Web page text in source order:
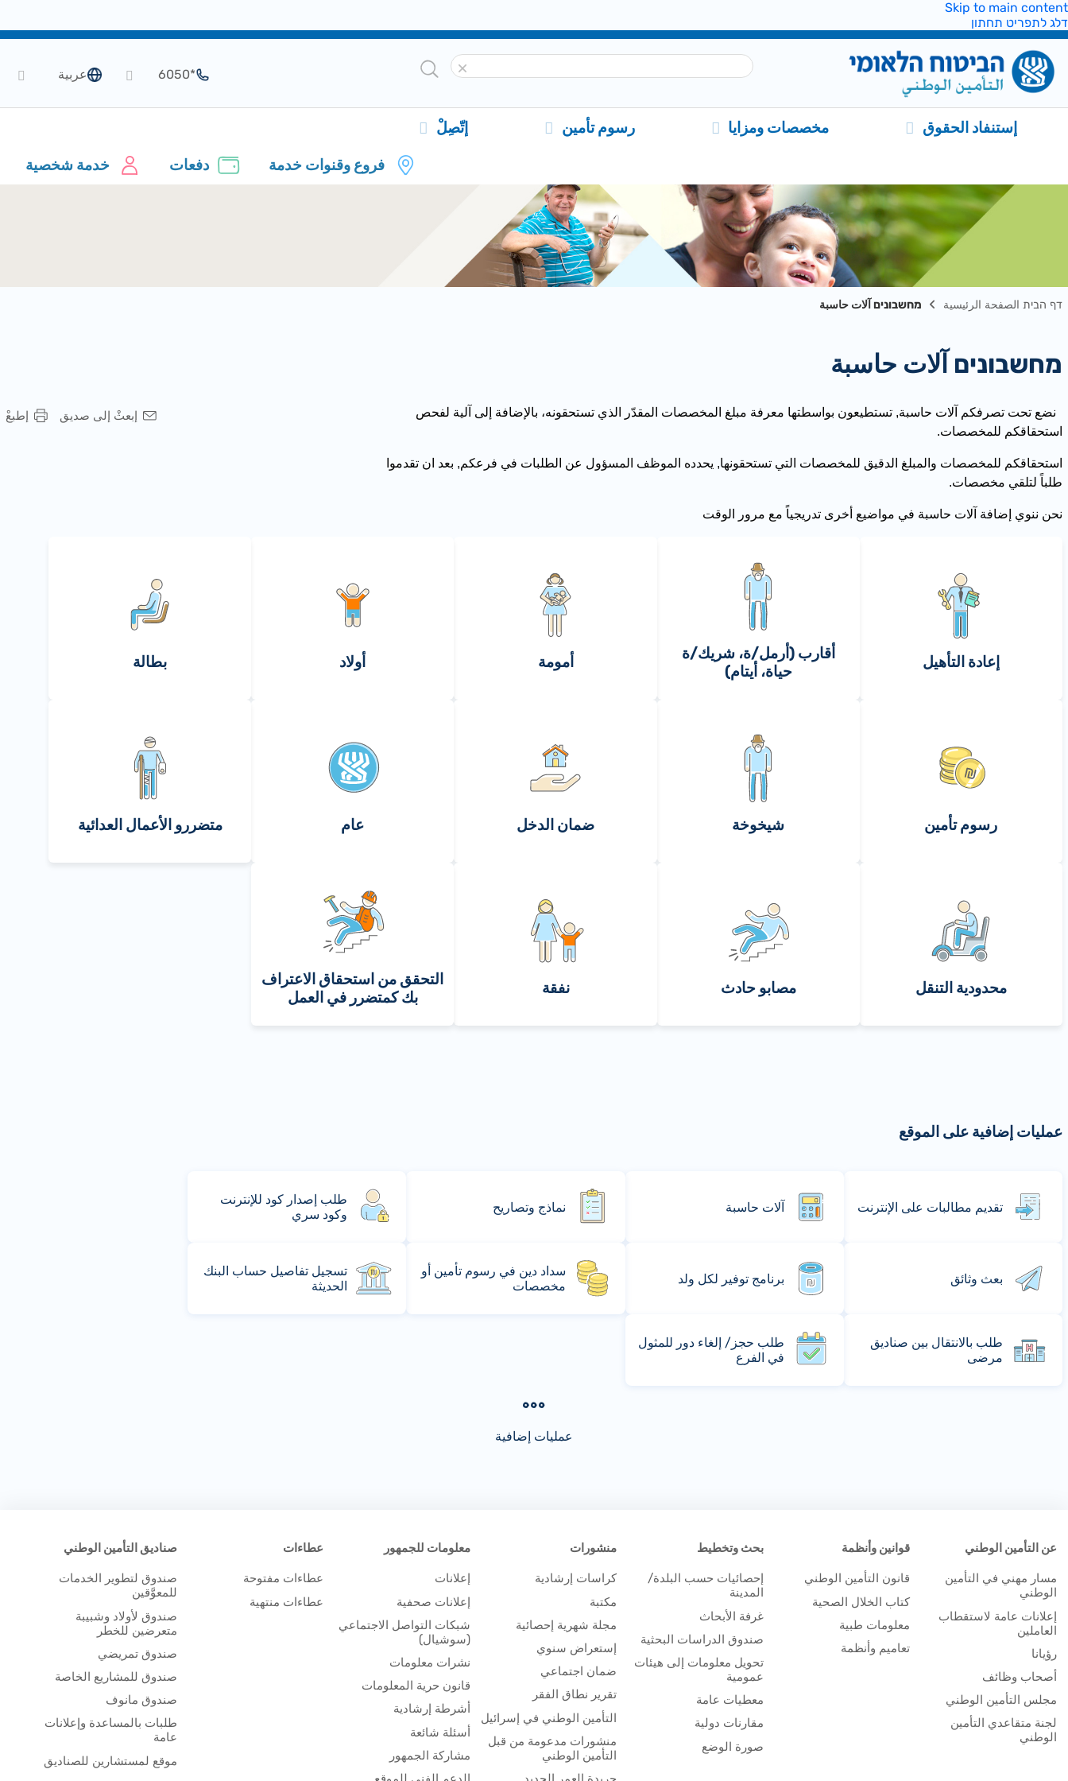
Skip to main content
דלג לתפריט תחתון
عربية *6050
إستنفاد الحقوق مخصصات ومزايا رسوم تأمين إتّصِلْ
فروع وقنوات خدمة دفعات خدمة شخصية
דף הבית الصفحة الرئيسية מחשבונים آلات حاسبة
מחשבונים آلات حاسبة
إطبعْ إبعثْ إلى صديق
نضع تحت تصرفكم آلات حاسبة, تستطيعون بواسطتها معرفة مبلغ المخصصات المقدّر الذي تستحقونه، بالإضافة إلى آلية لفحص
استحقاقكم للمخصصات.
استحقاقكم للمخصصات والمبلغ الدقيق للمخصصات التي تستحقونها, يحدده الموظف المسؤول عن الطلبات في فرعكم, بعد ان تقدموا
طلباً لتلقي مخصصات.
نحن ننوي إضافة آلات حاسبة في مواضيع أخرى تدريجياً مع مرور الوقت
إعادة التأهيل
أقارب (أرمل/ة، شريك/ة
حياة، أيتام)
أمومة أولاد بطالة
رسوم تأمين شيخوخة ضمان الدخل عام متضررو الأعمال العدائية
محدودية التنقل مصابو حادث نفقة
التحقق من استحقاق الاعتراف
بك كمتضرر في العمل
عمليات إضافية على الموقع
تقديم مطالبات على الإنترنت آلات حاسبة نماذج وتصاريح
طلب إصدار كود للإنترنت
وكود سري
بعث وثائق برنامج توفير لكل ولد
سداد دين في رسوم تأمين أو
مخصصات
تسجيل تفاصيل حساب البنك
الحديثة
طلب بالانتقال بين صناديق
مرضى
طلب حجز/ إلغاء دور للمثول
في الفرع
عمليات إضافية
عن التأمين الوطني
مسار مهني في التأمين
الوطني
إعلانات عامة لاستقطاب
العاملين
رؤيانا
أصحاب وظائف
مجلس التأمين الوطني
لجنة متقاعدي التأمين
الوطني
قوانين وأنظمة
قانون التأمين الوطني
كتاب الخلال الصحية
معلومات طبية
تعاميم وأنظمة
بحث وتخطيط
إحصائيات حسب البلدة/
المدينة
غرفة الأبحاث
صندوق الدراسات البحثية
تحويل معلومات إلى هيئات
عمومية
معطيات عامة
مقارنات دولية
صورة الوضع
منشورات
كراسات إرشادية
مكتبة
مجلة شهرية إحصائية
إستعراض سنوي
ضمان اجتماعي
تقرير نطاق الفقر
التأمين الوطني في إسرائيل
منشورات مدعومة من قبل
التأمين الوطني
معلومات للجمهور
إعلانات
إعلانات صحفية
شبكات التواصل الاجتماعي
(سوشيال)
نشرات معلومات
قانون حرية المعلومات
أشرطة إرشادية
أسئلة شائعة
مشاركة الجمهور
عطاءات
عطاءات مفتوحة
عطاءات منتهية
صناديق التأمين الوطني
صندوق لتطوير الخدمات
للمعوَّقين
صندوق لأولاد وشبيبة
متعرضين للخطر
صندوق تمريضي
صندوق للمشاريع الخاصة
صندوق مانوف
طلبات بالمساعدة وإعلانات
عامة
موقع لمستشارين للصناديق